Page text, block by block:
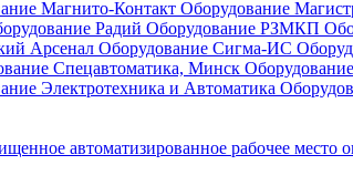
Магнито-Контакт Оборудование
Радий Оборудование РЗМКП
Арсенал Оборудование Сигма-ИС
Спецавтоматика, Минск
Электротехника и Автоматика
автоматизированное рабочее место